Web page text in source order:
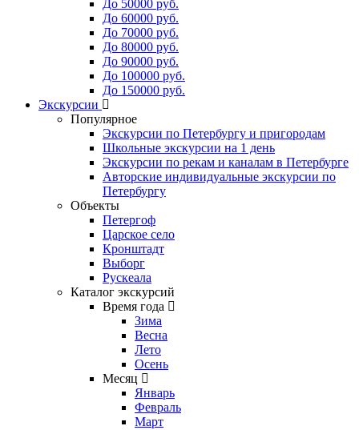
До 50000 руб.
До 60000 руб.
До 70000 руб.
До 80000 руб.
До 90000 руб.
До 100000 руб.
До 150000 руб.
Экскурсии
Популярное
Экскурсии по Петербургу и пригородам
Школьные экскурсии на 1 день
Экскурсии по рекам и каналам в Петербурге
Авторские индивидуальные экскурсии по
Петербургу
Объекты
Петергоф
Царское село
Кронштадт
Выборг
Рускеала
Каталог экскурсий
Время года
Зима
Весна
Лето
Осень
Месяц
Январь
Февраль
Март